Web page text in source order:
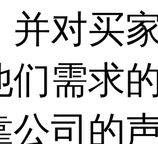
并对买
们需求
公司的